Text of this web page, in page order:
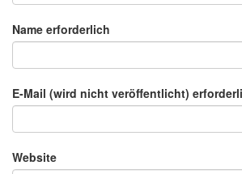
Name erforderlich
E-Mail (wird nicht veröffentlicht)
Website